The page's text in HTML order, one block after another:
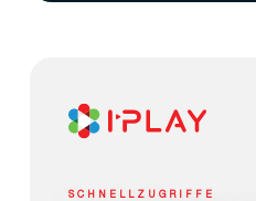
SCHNELLZUGRIFFE